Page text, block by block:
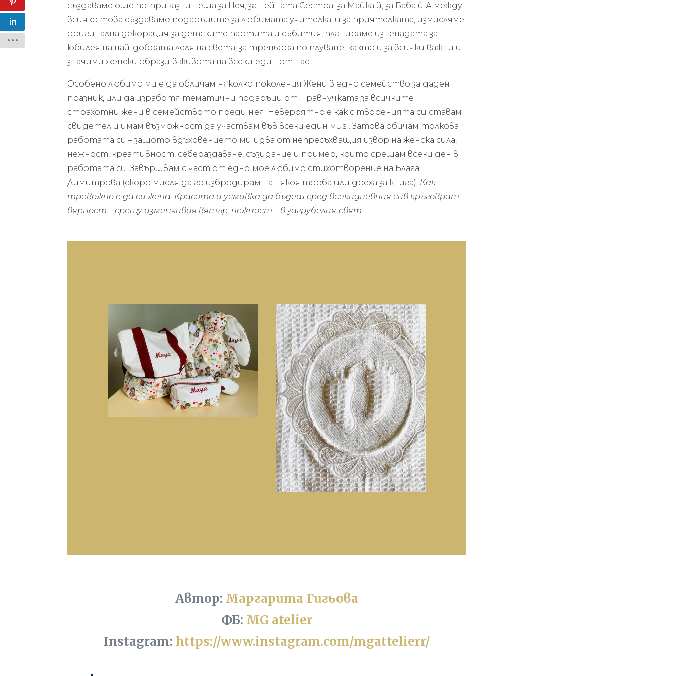
създаваме още по-приказни неща за Нея, за нейната Сестра, за Майка й, за Баба й А между
всичко това създаваме подаръците за любимата учителка, и за приятелката, измисляме
оригинална декорация за детските партита и събития, планираме изненадата за
юбилея на най-добрата леля на света, за треньора по плуване, както и за всички важни и
значими женски образи в живота на всеки един от нас.
Особено любимо ми е да обличам няколко поколения Жени в едно семейство за даден
празник, или да изработя тематични подаръци от Правнучката за всичките
страхотни жени в семейството преди нея. Невероятно е как с творенията си ставам
свидетел и имам възможност да участвам във всеки един миг . Затова обичам толкова
работата си – защото вдъховението ми идва от непресъхващия извор на женска сила,
нежност, креативност, себераздаване, съзидание и пример, които срещам всеки ден в
работата си. Завършвам с част от едно мое любимо стихотворение на Блага
Димитрова (скоро мисля да го избродирам на някоя торба или дреха за книга): Как
тревожно е да си жена. Красота и усмивка да бъдеш сред всекидневния сив кръговрат
вярност – срещу изменчивия вятър, нежност – в загрубелия свят.
Автор: Маргарита Гигьова
ФБ: MG atelier
Instagram: https://www.instagram.com/mgattelierr/